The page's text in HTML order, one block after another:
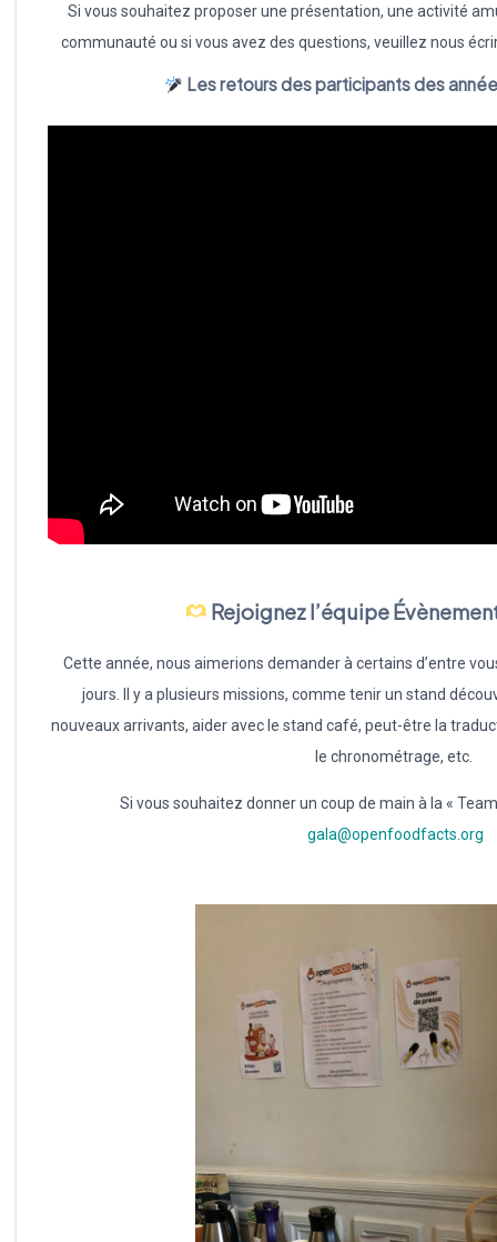
Si vous souhaitez proposer une présentation, une activité
communauté ou si vous avez des questions, veuillez nous
Les retours des participants des
Rejoignez l’équipe
Cette année, nous aimerions demander à certains d’entre
jours. Il y a plusieurs missions, comme tenir un stand
nouveaux arrivants, aider avec le stand café, peut-être la
le chronométrage, etc.
Si vous souhaitez donner un coup de main à la «
gala@openfoodfacts.org